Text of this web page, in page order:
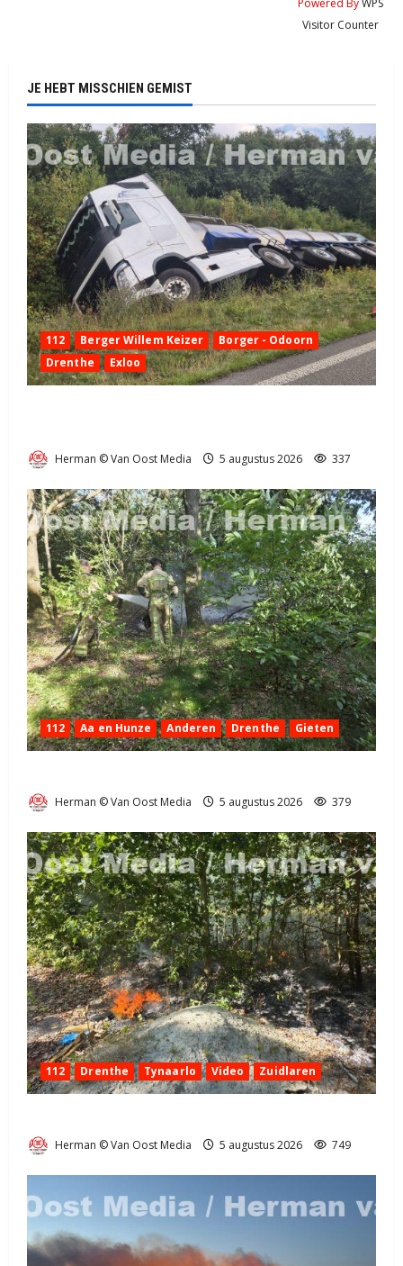
Powered ByWPS
Visitor Counter
JE HEBT MISSCHIEN GEMIST
112 Berger Willem Keizer
Borger - Odoorn
Drenthe
Exloo
Herman © Van Oost Media 5 augustus 2026 337
112 Aa en Hunze Anderen Drenthe Gieten
Herman © Van Oost Media 5 augustus 2026 379
112 Drenthe Tynaarlo Video Zuidlaren
Herman © Van Oost Media 5 augustus 2026 749